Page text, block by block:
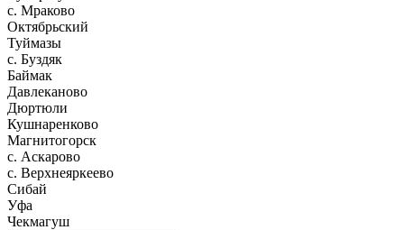
c. Мраково
Октябрьский
Туймазы
c. Буздяк
Баймак
Давлеканово
Дюртюли
Кушнаренково
Магнитогорск
с. Аскарово
с. Верхнеяркеево
Сибай
Уфа
Чекмагуш